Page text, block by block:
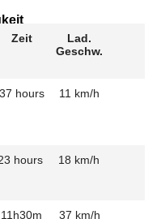
Zeit
Lad.
Geschw.
37 hours 11 km/h
hours 18 km/h
11h30m 37 km/h